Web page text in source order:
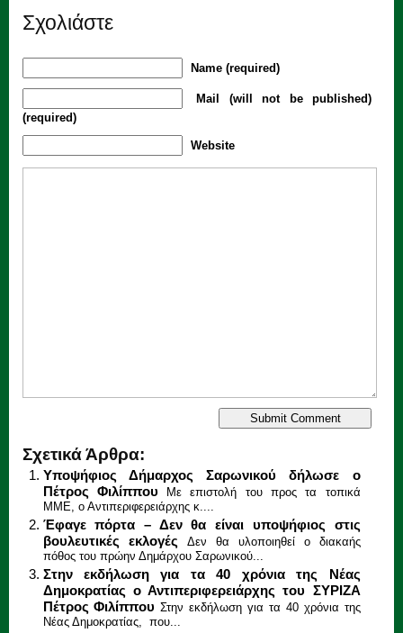
Σχολιάστε
Name (required)
Mail (will not be published)
(required)
Website
Σχετικά Άρθρα:
Υποψήφιος Δήμαρχος Σαρωνικού δήλωσε ο
Πέτρος Φιλίππου
Με επιστολή του προς τα τοπικά
ΜΜΕ, ο Αντιπεριφερειάρχης κ....
Έφαγε πόρτα – Δεν θα είναι υποψήφιος στις
βουλευτικές εκλογές
Δεν θα υλοποιηθεί ο διακαής
πόθος του πρώην Δημάρχου Σαρωνικού...
Στην εκδήλωση για τα 40 χρόνια της Νέας
Δημοκρατίας ο Αντιπεριφερειάρχης του ΣΥΡΙΖΑ
Πέτρος Φιλίππου Στην εκδήλωση για τα 40 χρόνια της
Νέας Δημοκρατίας, που...